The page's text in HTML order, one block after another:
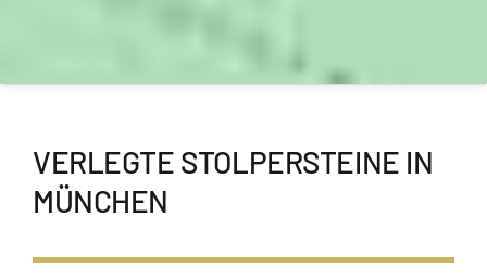
VERLEGTE STOLPERSTEINE IN
MÜNCHEN